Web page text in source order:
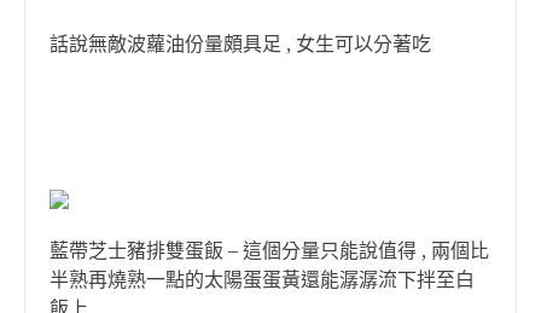
話說無敵波蘿油份量頗具足 , 女生可以分著吃
藍帶芝士豬排雙蛋飯 – 這個分量只能說值得 , 兩個比
半熟再燒熟一點的太陽蛋蛋黃還能潺潺流下拌至白